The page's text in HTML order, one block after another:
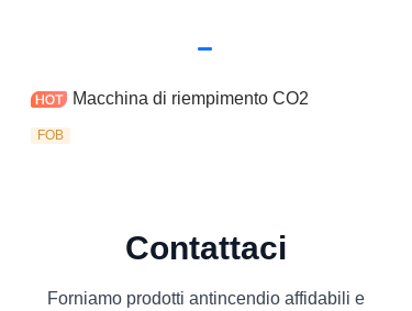
Macchina di riempimento CO2
FOB
Contattaci
Forniamo prodotti antincendio affidabili e